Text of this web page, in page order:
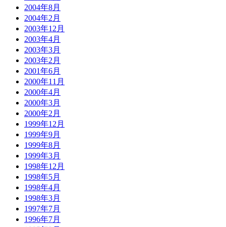
2004年8月
2004年2月
2003年12月
2003年4月
2003年3月
2003年2月
2001年6月
2000年11月
2000年4月
2000年3月
2000年2月
1999年12月
1999年9月
1999年8月
1999年3月
1998年12月
1998年5月
1998年4月
1998年3月
1997年7月
1996年7月